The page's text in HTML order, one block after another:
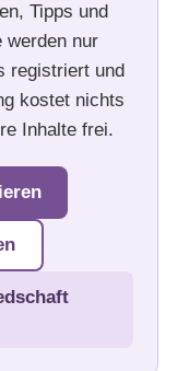
Tipps und
werden nur
registriert und
kostet nichts
Inhalte frei.